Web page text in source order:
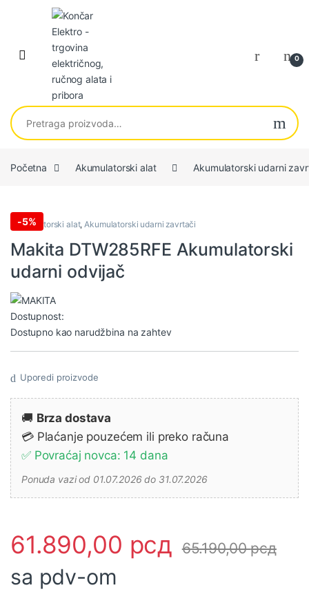
Skip to navigation
Skip to content
0
Pretraga za:
Početna Akumulatorski alat Akumulatorski udarni
-5%
Akumulatorski alat,Akumulatorski udarni zavrtači
Makita DTW285RFE Akumulatorski
udarni odvijač
Dostupnost:
Dostupno kao narudžbina na zahtev
Uporedi proizvode
🚚 Brza dostava
💳 Plaćanje pouzećem ili preko računa
✅ Povraćaj novca: 14 dana
Ponuda vazi od 01.07.2026 do 31.07.2026
61.890,00 рсд 65.190,00рсд
sa pdv-om